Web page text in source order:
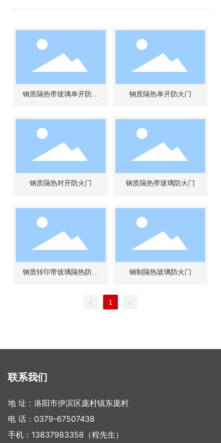
钢质隔热带玻璃单开防火
钢质隔热单开防火门
钢质隔热对开防火门 钢质隔热带玻璃防火门
钢质转印带玻璃隔热防火
钢制隔热玻璃防火门
< 1 >
联系我们
地 址：洛阳市伊滨区庞村镇东庞村
电 话： 0379-67507438
手机： 13837983358 （程先生）